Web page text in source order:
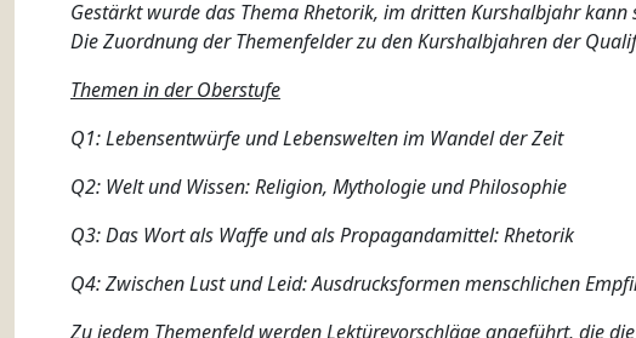
Gestärkt wurde das Thema Rhetorik, im dritten Kurshalbjahr
Die Zuordnung der Themenfelder zu den Kurshalbjahren der
Themen in der Oberstufe
Q1: Lebensentwürfe und Lebenswelten im Wandel der Zeit
Q2: Welt und Wissen: Religion, Mythologie und Philosophie
Q3: Das Wort als Waffe und als Propagandamittel: Rhetorik
Q4: Zwischen Lust und Leid: Ausdrucksformen menschlichen
Zu jedem Themenfeld werden Lektürevorschläge angeführt, die